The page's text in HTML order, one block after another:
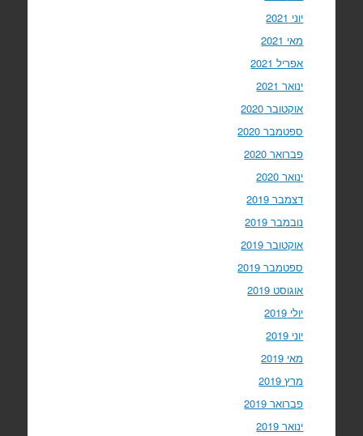
יוני 2021
מאי 2021
אפריל 2021
ינואר 2021
אוקטובר 2020
ספטמבר 2020
פברואר 2020
ינואר 2020
דצמבר 2019
נובמבר 2019
אוקטובר 2019
ספטמבר 2019
אוגוסט 2019
יולי 2019
יוני 2019
מאי 2019
מרץ 2019
פברואר 2019
ינואר 2019